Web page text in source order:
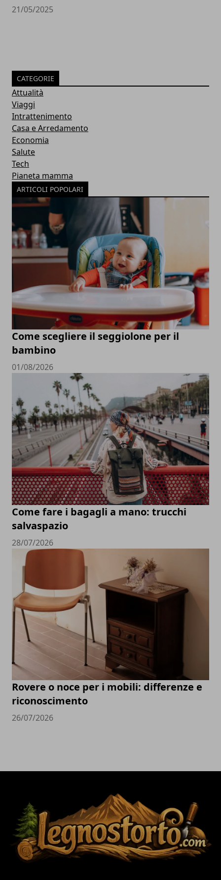
21/05/2025
CATEGORIE
Attualità
Viaggi
Intrattenimento
Casa e Arredamento
Economia
Salute
Tech
Pianeta mamma
ARTICOLI POPOLARI
Come scegliere il seggiolone per il
bambino
01/08/2026
Come fare i bagagli a mano: trucchi
salvaspazio
28/07/2026
Rovere o noce per i mobili: differenze e
riconoscimento
26/07/2026